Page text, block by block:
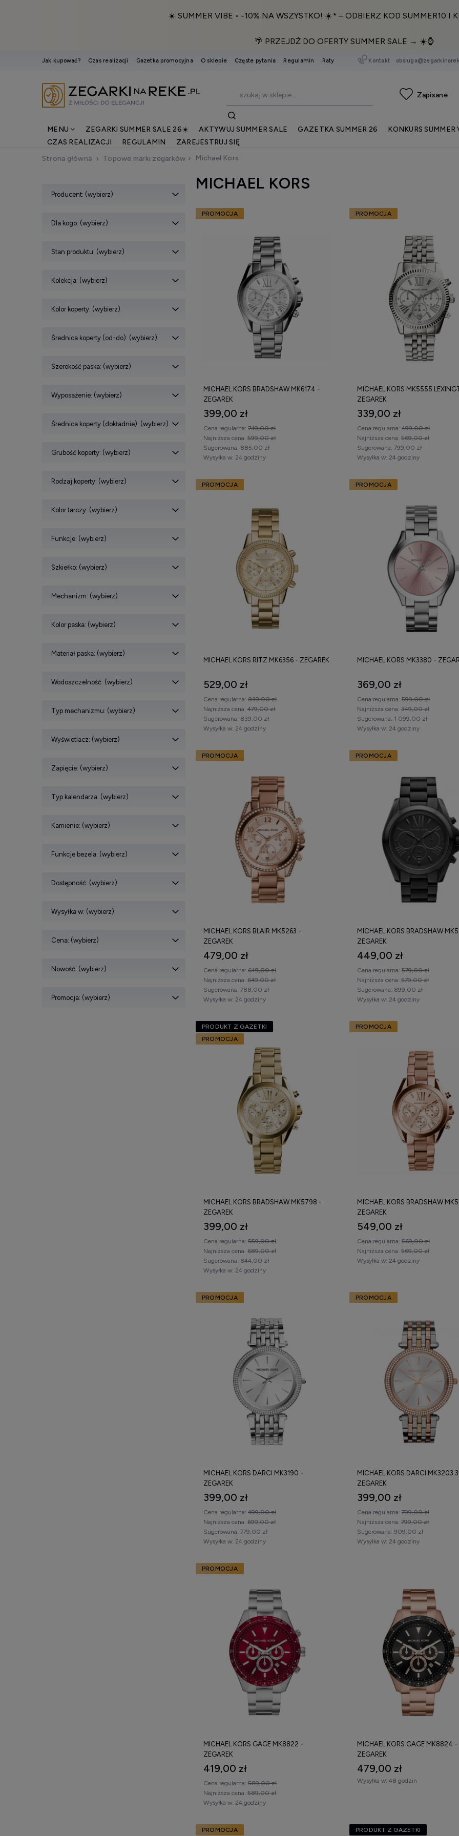
☀️ SUMMER VIBE • -10% NA WSZYSTKO! ☀️* – ODBIERZ KOD SUMMER10 I
🌴 PRZEJDŹ DO OFERTY SUMMER SALE → ☀️⌚️
Jak kupować? Czas realizacji Gazetka promocyjna O sklepie Częste pytania Regulamin Raty Kontakt
MENU ZEGARKI SUMMER SALE 26☀️ AKTYWUJ SUMMER SALE GAZETKA SUMMER 26
KONKURS SUMMER
CZAS REALIZACJI
REGULAMIN
ZAREJESTRUJ SIĘ
Strona główna
Topowe marki zegarków Michael Kors
Producent: (wybierz)
Dla kogo: (wybierz)
Stan produktu: (wybierz)
Kolekcja: (wybierz)
Kolor koperty: (wybierz)
Średnica koperty (od-do): (wybierz)
Szerokość paska: (wybierz)
Wyposażenie: (wybierz)
Średnica koperty (dokładnie): (wybierz)
Grubość koperty: (wybierz)
Rodzaj koperty: (wybierz)
Kolor tarczy: (wybierz)
Funkcje: (wybierz)
Szkiełko: (wybierz)
Mechanizm: (wybierz)
Kolor paska: (wybierz)
Materiał paska: (wybierz)
Wodoszczelność: (wybierz)
Typ mechanizmu: (wybierz)
Wyświetlacz: (wybierz)
Zapięcie: (wybierz)
Typ kalendarza: (wybierz)
Kamienie: (wybierz)
Funkcje bezela: (wybierz)
Dostępność: (wybierz)
Wysyłka w: (wybierz)
Cena: (wybierz)
Nowość: (wybierz)
Promocja: (wybierz)
MICHAEL KORS
MICHAEL KORS BRADSHAW MK6174 -
ZEGAREK
399,00 zł
Cena regularna: 749,00 zł
Najniższa cena: 599,00 zł
Wysyłka w: 24 godziny
Sugerowana: 885,00 zł
PROMOCJA
MICHAEL KORS MK5555
ZEGAREK
339,00 zł
Cena regularna: 499,00 zł
Najniższa cena: 569,00 zł
Wysyłka w: 24 godziny
Sugerowana: 799,00 zł
PROMOCJA
MICHAEL KORS RITZ MK6356 - ZEGAREK
529,00 zł
Cena regularna: 839,00 zł
Najniższa cena: 479,00 zł
Wysyłka w: 24 godziny
Sugerowana: 839,00 zł
PROMOCJA
MICHAEL KORS MK3380 -
369,00 zł
Cena regularna: 599,00 zł
Najniższa cena: 349,00 zł
Wysyłka w: 24 godziny
Sugerowana: 1 099,00 zł
PROMOCJA
MICHAEL KORS BLAIR MK5263 -
ZEGAREK
479,00 zł
Cena regularna: 649,00 zł
Najniższa cena: 649,00 zł
Wysyłka w: 24 godziny
Sugerowana: 788,00 zł
PROMOCJA
MICHAEL KORS BRADSHAW
ZEGAREK
449,00 zł
Cena regularna: 579,00 zł
Najniższa cena: 579,00 zł
Wysyłka w: 24 godziny
Sugerowana: 899,00 zł
PROMOCJA
MICHAEL KORS BRADSHAW MK5798 -
ZEGAREK
399,00 zł
Cena regularna: 559,00 zł
Najniższa cena: 689,00 zł
Wysyłka w: 24 godziny
Sugerowana: 844,00 zł
PRODUKT Z GAZETKI
PROMOCJA
MICHAEL KORS BRADSHAW
ZEGAREK
549,00 zł
Cena regularna: 569,00 zł
Najniższa cena: 569,00 zł
Wysyłka w: 24 godziny
PROMOCJA
MICHAEL KORS DARCI MK3190 -
ZEGAREK
399,00 zł
Cena regularna: 499,00 zł
Najniższa cena: 699,00 zł
Wysyłka w: 24 godziny
Sugerowana: 779,00 zł
PROMOCJA
MICHAEL KORS DARCI MK3203
ZEGAREK
399,00 zł
Cena regularna: 799,00 zł
Najniższa cena: 799,00 zł
Wysyłka w: 24 godziny
Sugerowana: 909,00 zł
PROMOCJA
MICHAEL KORS GAGE MK8822 -
ZEGAREK
419,00 zł
Cena regularna: 589,00 zł
Najniższa cena: 589,00 zł
Wysyłka w: 24 godziny
PROMOCJA
MICHAEL KORS GAGE MK8824 -
ZEGAREK
479,00 zł
Wysyłka w: 48 godzin
PROMOCJA PRODUKT Z GAZETKI